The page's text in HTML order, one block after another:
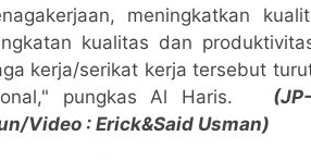
meningkatkan
kualitas dan
kerja/serikat kerja tersebut
pungkas Al Haris.
Video : Erick&Said Usman)